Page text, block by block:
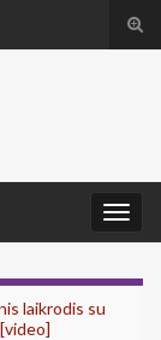
laikrodis su